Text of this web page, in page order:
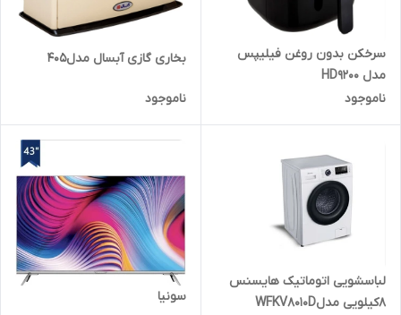
سرخکن بدون روغن فیلیپس
مدل HD9200
ناموجود
بخاری گازی آبسال مدل۴۰۵
ناموجود
لباسشویی اتوماتیک هایسنس
8کیلویی مدلWFKV8010D
سونیا